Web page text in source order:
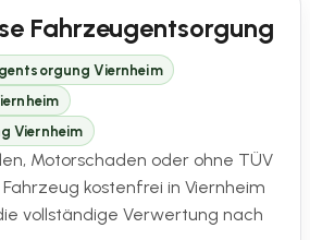
Fahrzeugentsorgung
Viernheim
Viernheim
Motorschaden oder ohne TÜV
kostenfrei in Viernheim
vollständige Verwertung nach